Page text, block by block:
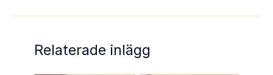
Relaterade inlägg